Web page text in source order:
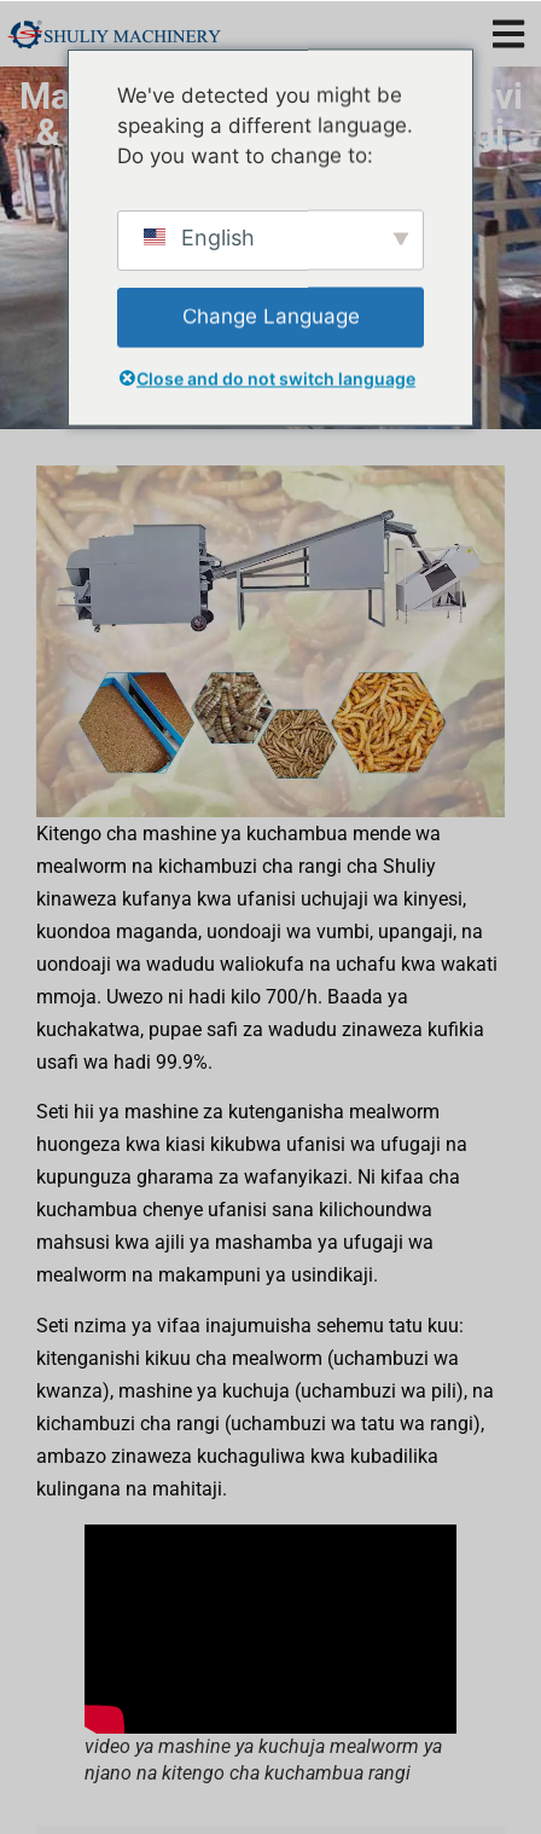
Mashine ya Kuchambua Viwavi
& Kitengo cha Kipanga Rangi
Kitengo cha mashine ya kuchambua mende wa
mealworm na kichambuzi cha rangi cha Shuliy
kinaweza kufanya kwa ufanisi uchujaji wa kinyesi,
kuondoa maganda, uondoaji wa vumbi, upangaji, na
uondoaji wa wadudu waliokufa na uchafu kwa wakati
mmoja. Uwezo ni hadi kilo 700/h. Baada ya
kuchakatwa, pupae safi za wadudu zinaweza kufikia
usafi wa hadi 99.9%.
Seti hii ya mashine za kutenganisha mealworm
huongeza kwa kiasi kikubwa ufanisi wa ufugaji na
kupunguza gharama za wafanyikazi. Ni kifaa cha
kuchambua chenye ufanisi sana kilichoundwa
mahsusi kwa ajili ya mashamba ya ufugaji wa
mealworm na makampuni ya usindikaji.
Seti nzima ya vifaa inajumuisha sehemu tatu kuu:
kitenganishi kikuu cha mealworm (uchambuzi wa
kwanza), mashine ya kuchuja (uchambuzi wa pili), na
kichambuzi cha rangi (uchambuzi wa tatu wa rangi),
ambazo zinaweza kuchaguliwa kwa kubadilika
kulingana na mahitaji.
video ya mashine ya kuchuja mealworm ya
njano na kitengo cha kuchambua rangi
We've detected you might be
speaking a different language.
Do you want to change to:
English
Change Language
Close and do not switch language